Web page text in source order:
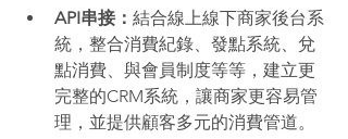
API串接： 結合線上線下商家後台系
統，整合消費紀錄、發點系統、兌
點消費、與會員制度等等，建立更
完整的CRM系統，讓商家更容易管
理，並提供顧客多元的消費管道。